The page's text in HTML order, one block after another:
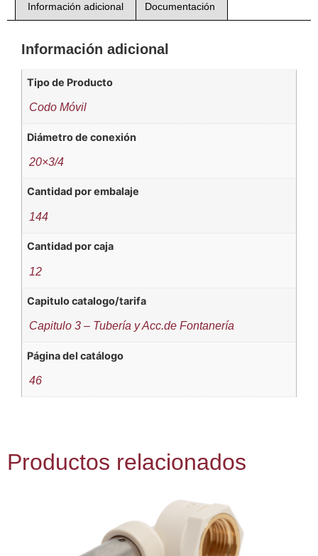
Información adicional Documentación
Información adicional
Tipo de Producto
Codo Móvil
Diámetro de conexión
20×3/4
Cantidad por embalaje
144
Cantidad por caja
12
Capitulo catalogo/tarifa
Capitulo 3 – Tubería y Acc.de Fontanería
Página del catálogo
46
Productos relacionados